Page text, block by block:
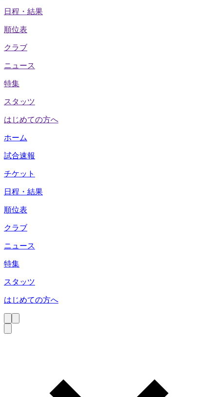
日程・結果
順位表
クラブ
ニュース
特集
スタッツ
はじめての方へ
ホーム
試合速報
チケット
日程・結果
順位表
クラブ
ニュース
特集
スタッツ
はじめての方へ